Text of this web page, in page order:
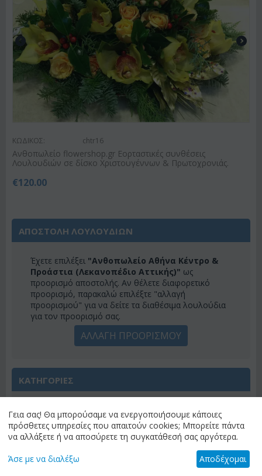
ΚΩΔΙΚΟΣ: chtr16
Ανθοπωλείο flowershop.gr Εορταστικές συνθέσεις
Λουλουδιών σε δίσκο Χριστουγέννων & Πρωτοχρονιάς.
€120.00
ΑΠΟΣΤΟΛΗ ΛΟΥΛΟΥΔΙΩΝ
Έχετε επιλέξει "Ανθοπωλείο Αθήνα Κέντρο &
Προάστια (Λεκανοπέδιο Αττικής)" ως
προορισμό αποστολής. Αν θέλετε διαφορετικό
προορισμό, παρακαλώ επιλέξτε "αλλαγή
προορισμού" για να δείτε τα διαθέσιμα λουλούδια
για τον προορισμό σας.
ΑΛΛΑΓΗ ΠΡΟΟΡΙΣΜΟΥ
ΚΑΤΗΓΟΡΙΕΣ
ΠΡΟΣΦΟΡΕΣ ΕΒΔΟΜΑΔΟΣ
Γεια σας! Θα μπορούσαμε να ενεργοποιήσουμε κάποιες
πρόσθετες υπηρεσίες που απαιτούν cookies; Μπορείτε πάντα
να αλλάξετε ή να αποσύρετε τη συγκατάθεσή σας αργότερα.
Άσε με να διαλέξω Αποδέχομαι